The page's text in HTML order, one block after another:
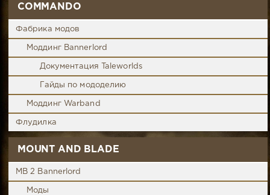
COMMANDO
Фабрика модов
Моддинг Bannerlord
Документация Taleworlds
Гайды по мододелию
Моддинг Warband
Флудилка
MOUNT AND BLADE
MB 2 Bannerlord
Моды